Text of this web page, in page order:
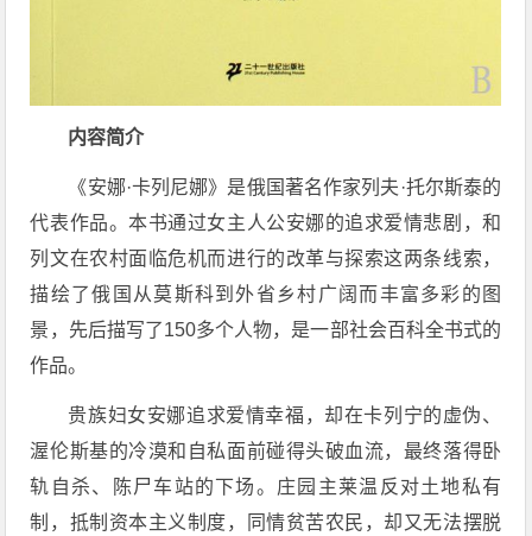
内容简介
《安娜·卡列尼娜》是俄国著名作家列夫·托尔斯泰的
代表作品。本书通过女主人公安娜的追求爱情悲剧，和
列文在农村面临危机而进行的改革与探索这两条线索，
描绘了俄国从莫斯科到外省乡村广阔而丰富多彩的图
景，先后描写了150多个人物，是一部社会百科全书式的
作品。
贵族妇女安娜追求爱情幸福，却在卡列宁的虚伪、
渥伦斯基的冷漠和自私面前碰得头破血流，最终落得卧
轨自杀、陈尸车站的下场。庄园主莱温反对土地私有
制，抵制资本主义制度，同情贫苦农民，却又无法摆脱